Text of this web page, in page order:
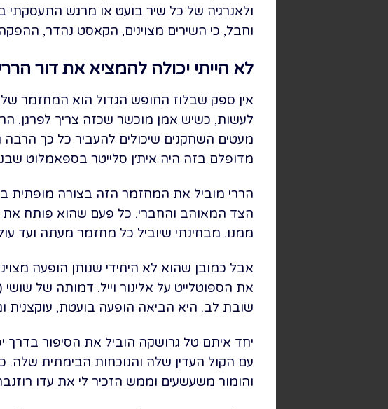
ולאנרגיה של כל שיר בועט או מרגש התעסקתי
וחבל, כי השירים מצוינים, הקאסט נהדר,
לא הייתי יכולה להמציא את דור
אין ספק שבלוז החופש הגדול הוא המחזמר
לעשות, כשיש אמן מוכשר שכזה צריך לפרגן.
מעטים השחקנים שיכולים להעביר כל כך
מדופלם בזה היה אית׳ן סלייטר בספאמלוט
הררי מוביל את המחזמר הזה בצורה מופתית
הצד המאוהב והחברי. כל פעם שהוא פותח
ממנו. מבחינתי שיוביל כל מחזמר מעתה ועד
אבל כמובן שהוא לא היחידי שנותן הופעה
את הספוטלייט על אלינור וייל. דמותה של
שובת לב. היא הביאה הופעה בועטת, עוקצנית
יחד איתם טל גרושקה הוביל את הסיפור בדרך
עם הקול העדין שלה והנוכחות הבימתית שלה.
והומור משעשעים וממש הזכיר לי את עדו